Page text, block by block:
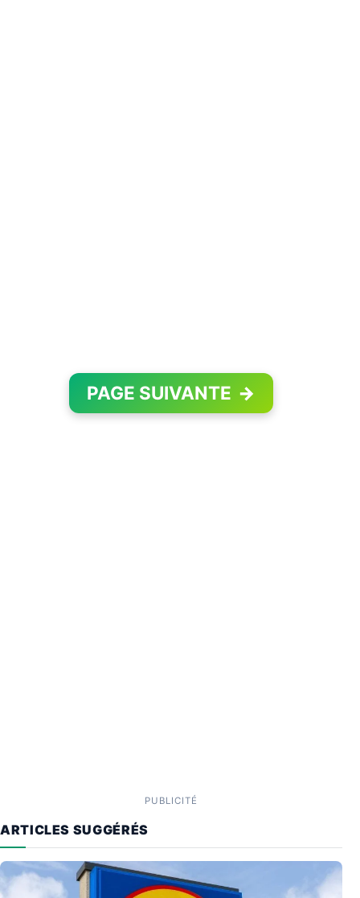
PAGE SUIVANTE →
PUBLICITÉ
ARTICLES SUGGÉRÉS